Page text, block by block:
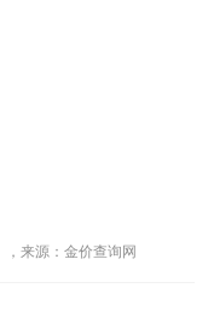
来源：金价查询网